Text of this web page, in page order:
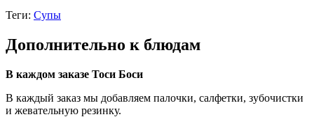
Теги: Супы
Дополнительно к блюдам
В каждом заказе Тоси Боси
В каждый заказ мы добавляем палочки, салфетки, зубочистки
и жевательную резинку.